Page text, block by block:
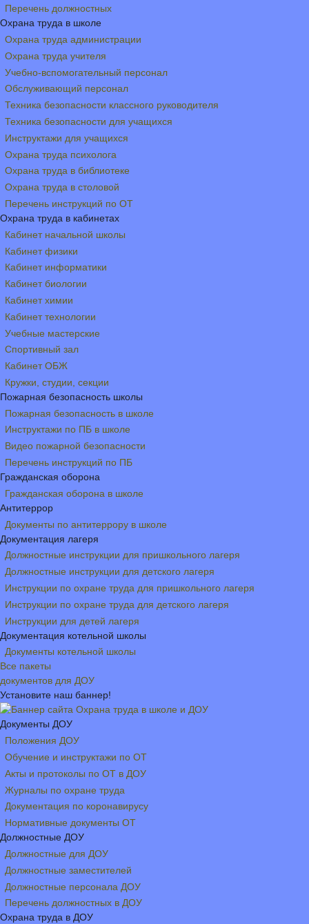
Перечень должностных
Охрана труда в школе
Охрана труда администрации
Охрана труда учителя
Учебно-вспомогательный персонал
Обслуживающий персонал
Техника безопасности классного руководителя
Техника безопасности для учащихся
Инструктажи для учащихся
Охрана труда психолога
Охрана труда в библиотеке
Охрана труда в столовой
Перечень инструкций по ОТ
Охрана труда в кабинетах
Кабинет начальной школы
Кабинет физики
Кабинет информатики
Кабинет биологии
Кабинет химии
Кабинет технологии
Учебные мастерские
Спортивный зал
Кабинет ОБЖ
Кружки, студии, секции
Пожарная безопасность школы
Пожарная безопасность в школе
Инструктажи по ПБ в школе
Видео пожарной безопасности
Перечень инструкций по ПБ
Гражданская оборона
Гражданская оборона в школе
Антитеррор
Документы по антитеррору в школе
Документация лагеря
Должностные инструкции для пришкольного лагеря
Должностные инструкции для детского лагеря
Инструкции по охране труда для пришкольного лагеря
Инструкции по охране труда для детского лагеря
Инструкции для детей лагеря
Документация котельной школы
Документы котельной школы
Все пакеты
документов для ДОУ
Установите наш баннер!
Документы ДОУ
Положения ДОУ
Обучение и инструктажи по ОТ
Акты и протоколы по ОТ в ДОУ
Журналы по охране труда
Документация по коронавирусу
Нормативные документы ОТ
Должностные ДОУ
Должностные для ДОУ
Должностные заместителей
Должностные персонала ДОУ
Перечень должностных в ДОУ
Охрана труда в ДОУ